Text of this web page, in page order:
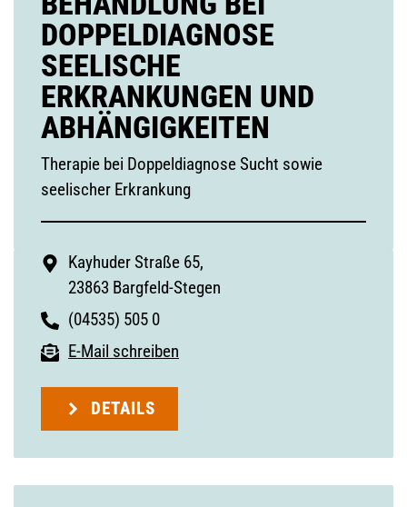
DOPPELDIAGNOSE
SEELISCHE
ERKRANKUNGEN UND
ABHÄNGIGKEITEN
Therapie bei Doppeldiagnose Sucht sowie
seelischer Erkrankung
Kayhuder Straße 65,
23863 Bargfeld-Stegen
(04535) 505 0
E-Mail schreiben
DETAILS